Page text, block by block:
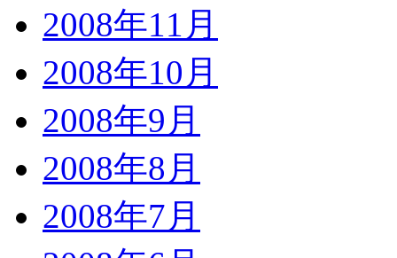
2008年11月
2008年10月
2008年9月
2008年8月
2008年7月